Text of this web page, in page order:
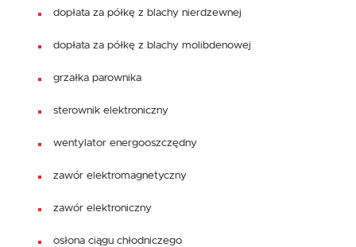
dopłata za półkę z blachy nierdzewnej
dopłata za półkę z blachy molibdenowej
grzałka parownika
sterownik elektroniczny
wentylator energooszczędny
zawór elektromagnetyczny
zawór elektroniczny
osłona ciągu chłodniczego